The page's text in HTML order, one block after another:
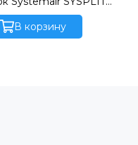
SMART 12 V2 EVO HP
В корзину